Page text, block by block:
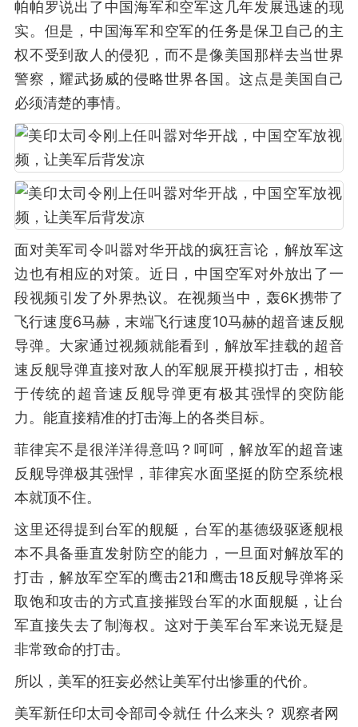
帕帕罗说出了中国海军和空军这几年发展迅速的现
实。但是，中国海军和空军的任务是保卫自己的主
权不受到敌人的侵犯，而不是像美国那样去当世界
警察，耀武扬威的侵略世界各国。这点是美国自己
必须清楚的事情。
面对美军司令叫嚣对华开战的疯狂言论，解放军这
边也有相应的对策。近日，中国空军对外放出了一
段视频引发了外界热议。在视频当中，轰6K携带了
飞行速度6马赫，末端飞行速度10马赫的超音速反舰
导弹。大家通过视频就能看到，解放军挂载的超音
速反舰导弹直接对敌人的军舰展开模拟打击，相较
于传统的超音速反舰导弹更有极其强悍的突防能
力。能直接精准的打击海上的各类目标。
菲律宾不是很洋洋得意吗？呵呵，解放军的超音速
反舰导弹极其强悍，菲律宾水面坚挺的防空系统根
本就顶不住。
这里还得提到台军的舰艇，台军的基德级驱逐舰根
本不具备垂直发射防空的能力，一旦面对解放军的
打击，解放军空军的鹰击21和鹰击18反舰导弹将采
取饱和攻击的方式直接摧毁台军的水面舰艇，让台
军直接失去了制海权。这对于美军台军来说无疑是
非常致命的打击。
所以，美军的狂妄必然让美军付出惨重的代价。
美军新任印太司令部司令就任 什么来头？ 观察者网